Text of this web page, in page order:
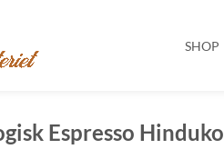
SHOP
Espresso Hinduko